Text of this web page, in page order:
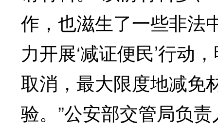
作，也滋生了一些非法
力开展‘减证便民’行动
取消，最大限度地减免
验。”公安部交管局负